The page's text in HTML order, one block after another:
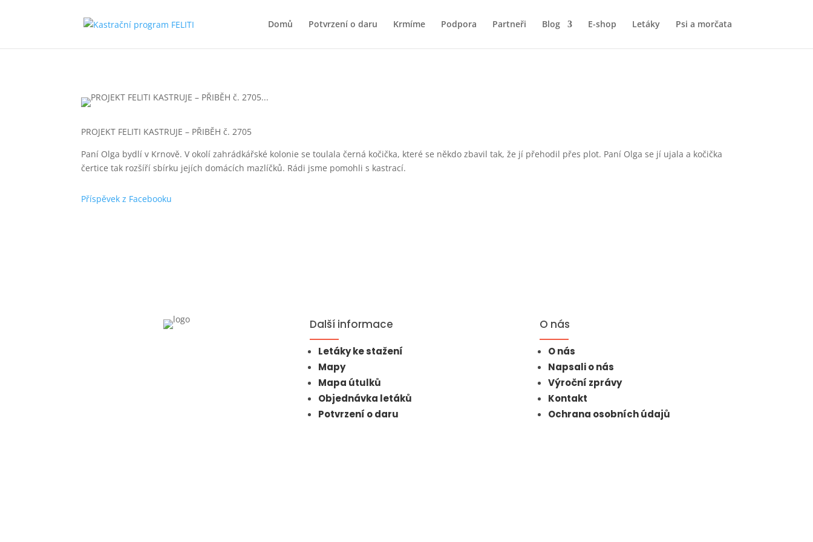
Domů Potvrzení o daru Krmíme Podpora Partneři Blog E-shop Letáky Psi a morčata
PROJEKT FELITI KASTRUJE – PŘIBĚH č. 2705
Paní Olga bydlí v Krnově. V okolí zahrádkářské kolonie se toulala černá kočička, které se někdo zbavil tak, že jí přehodil přes plot. Paní Olga se jí ujala a kočička
čertice tak rozšíří sbírku jejích domácích mazlíčků. Rádi jsme pomohli s kastrací.
Příspěvek z Facebooku
Další informace
Letáky ke stažení
Mapy
Mapa útulků
Objednávka letáků
Potvrzení o daru
O nás
O nás
Napsali o nás
Výroční zprávy
Kontakt
Ochrana osobních údajů